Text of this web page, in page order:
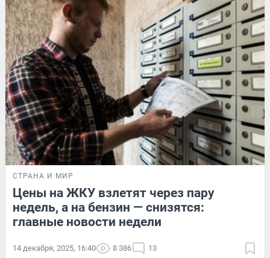
СТРАНА И МИР
Цены на ЖКУ взлетят через пару
недель, а на бензин — снизятся:
главные новости недели
14 декабря, 2025, 16:40 8 386 13